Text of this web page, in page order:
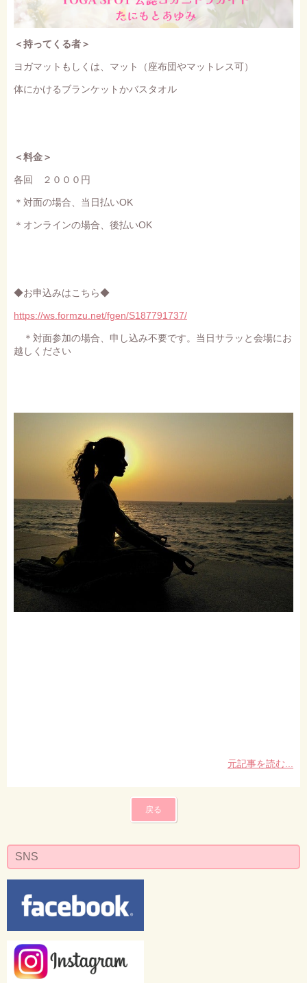
＜持ってくる者＞
ヨガマットもしくは、マット（座布団やマットレス可）
体にかけるブランケットかバスタオル
＜料金＞
各回 ２０００円
＊対面の場合、当日払いOK
＊オンラインの場合、後払いOK
◆お申込みはこちら◆
https://ws.formzu.net/fgen/S187791737/
＊対面参加の場合、申し込み不要です。当日サラッと会場にお
越しください
元記事を読む...
戻る
SNS